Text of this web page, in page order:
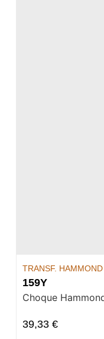
TRANSF.
159Y
Choque
39,33 €